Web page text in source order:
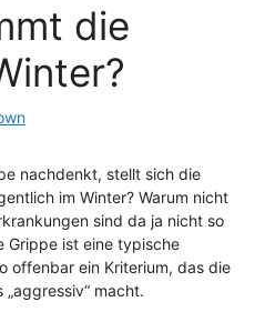
die
nachdenkt, stellt sich die
im Winter? Warum nicht
sind da ja nicht so
Grippe ist eine typische
offenbar ein Kriterium, das die
macht.